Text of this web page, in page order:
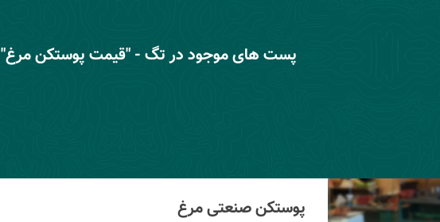
پست های موجود در تگ - "قیمت پوستکن مرغ"
پوستکن صنعتی مرغ